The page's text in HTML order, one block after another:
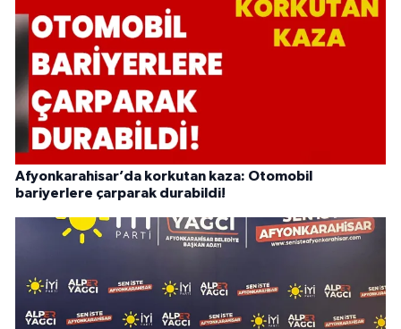
Afyonkarahisar’da korkutan kaza: Otomobil
bariyerlere çarparak durabildi!